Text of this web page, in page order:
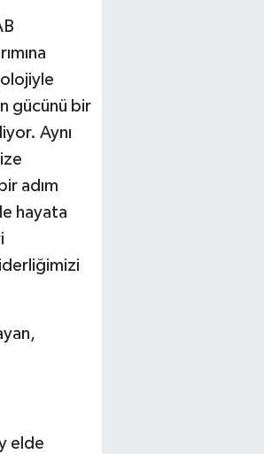
gücünü bir
Aynı
adım
hayata
elde